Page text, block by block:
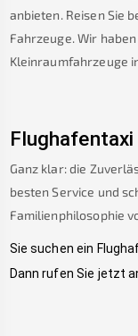
anbieten. Reisen Sie
Fahrzeuge. Wir
Kleinraumfahrzeuge
Flughafentaxi
Ganz klar: die
besten Service und
Familienphilosophie
Sie suchen ein
Dann rufen Sie jetzt